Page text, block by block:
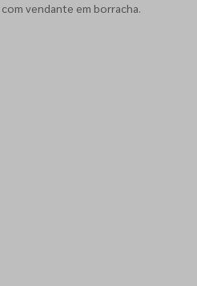
vendante em borracha.